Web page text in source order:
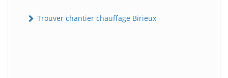
Trouver chantier chauffage Birieux